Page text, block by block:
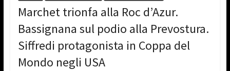
Marchet trionfa alla Roc d’Azur.
Bassignana sul podio alla Prevostura.
Siffredi protagonista in Coppa del
Mondo negli USA